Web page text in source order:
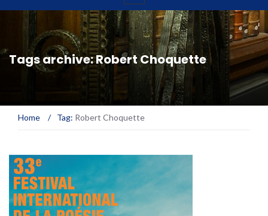
Tags archive: Robert Choquette
Home / Tag: Robert Choquette